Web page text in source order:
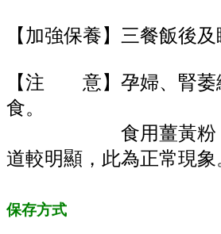
【加強保養】三餐飯後及
【注 意】孕婦、腎萎
食。
食用薑黃粉，隔
道較明顯，此為正常現象
保存方式